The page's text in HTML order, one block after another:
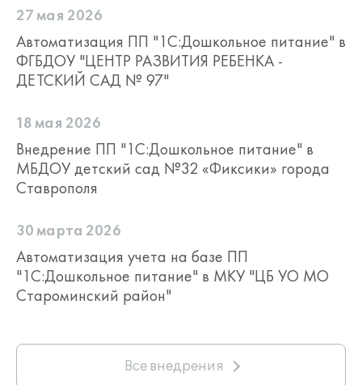
27 мая 2026
Автоматизация ПП "1С:Дошкольное питание" в
ФГБДОУ "ЦЕНТР РАЗВИТИЯ РЕБЕНКА -
ДЕТСКИЙ САД № 97"
18 мая 2026
Внедрение ПП "1С:Дошкольное питание" в
МБДОУ детский сад №32 «Фиксики» города
Ставрополя
30 марта 2026
Автоматизация учета на базе ПП
"1С:Дошкольное питание" в МКУ "ЦБ УО МО
Староминский район"
Все внедрения